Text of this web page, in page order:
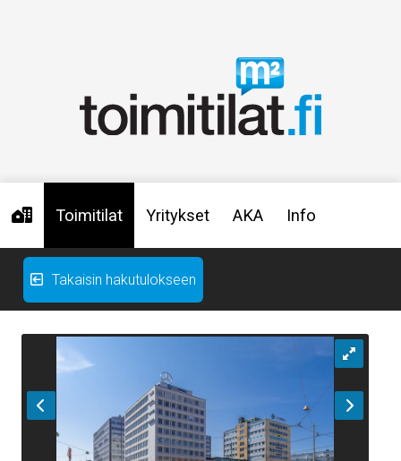
Toimitilat Yritykset AKA Info
Takaisin hakutulokseen